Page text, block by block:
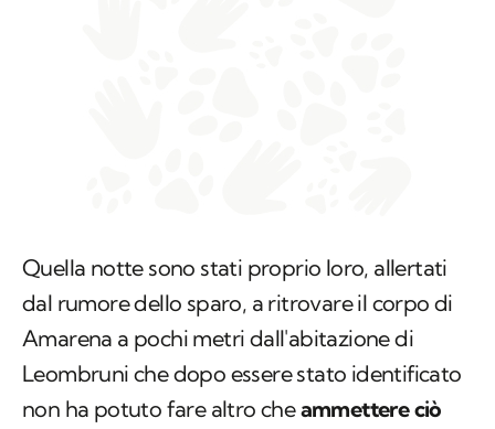
Quella notte sono stati proprio loro, allertati
dal rumore dello sparo, a ritrovare il corpo di
Amarena a pochi metri dall'abitazione di
Leombruni che dopo essere stato identificato
non ha potuto fare altro cheammettere ciò